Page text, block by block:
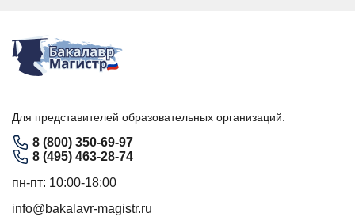
Для представителей образовательных организаций:
8 (800) 350-69-97
8 (495) 463-28-74
пн-пт: 10:00-18:00
info@bakalavr-magistr.ru